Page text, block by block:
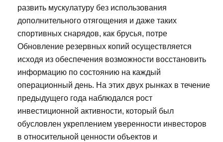
развить мускулатуру без использования
дополнительного отягощения и даже таких
спортивных снарядов, как брусья, потре
Обновление резервных копий осуществляется
исходя из обеспечения возможности восстановить
информацию по состоянию на каждый
операционный день. На этих двух рынках в течение
предыдущего года наблюдался рост
инвестиционной активности, который был
обусловлен укреплением уверенности инвесторов
в относительной ценности объектов и